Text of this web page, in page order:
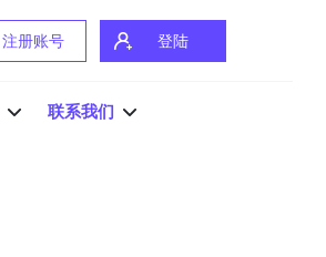
注册账号 登陆
联系我们